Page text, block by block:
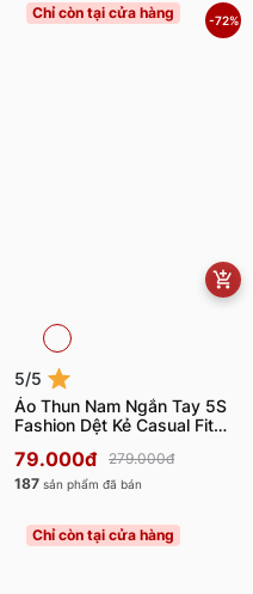
Chỉ còn tại cửa hàng -72%
5/5
Áo Thun Nam Ngắn Tay 5S
Fashion Dệt Kẻ Casual Fit
79.000đ
279.000đ
187 sản phẩm đã bán
Chỉ còn tại cửa hàng